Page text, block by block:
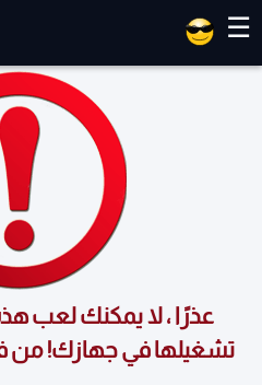
☰
عذرًا ، لا يمكنك لعب
تشغيلها في جهازك! من